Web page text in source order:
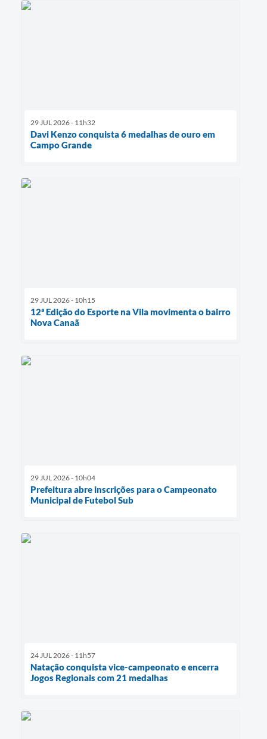
29 JUL 2026 - 11h32
Davi Kenzo conquista 6 medalhas de ouro em
Campo Grande
29 JUL 2026 - 10h15
12ª Edição do Esporte na Vila movimenta o bairro
Nova Canaã
29 JUL 2026 - 10h04
Prefeitura abre inscrições para o Campeonato
Municipal de Futebol Sub
24 JUL 2026 - 11h57
Natação conquista vice-campeonato e encerra
Jogos Regionais com 21 medalhas